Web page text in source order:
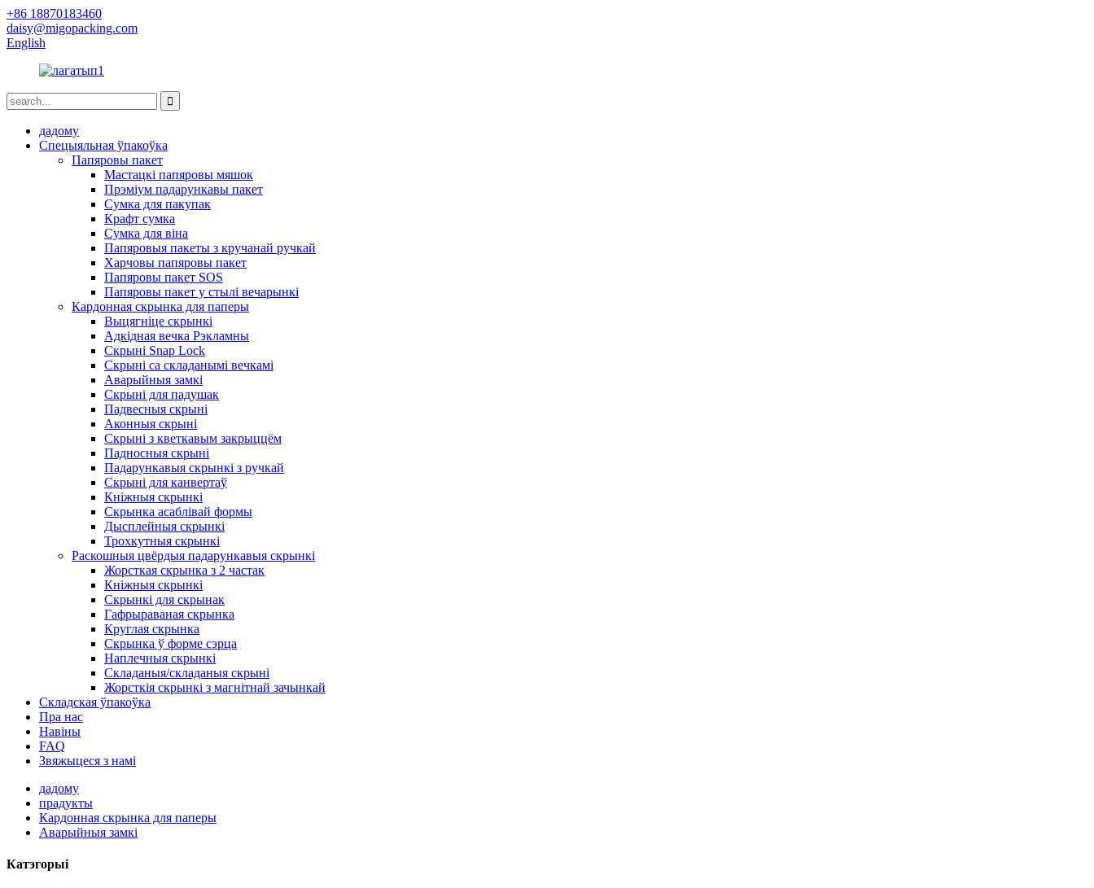
+86 18870183460
daisy@migopacking.com
English
дадому
Спецыяльная ўпакоўка
Папяровы пакет
Мастацкі папяровы мяшок
Прэміум падарункавы пакет
Сумка для пакупак
Крафт сумка
Сумка для віна
Папяровыя пакеты з кручанай ручкай
Харчовы папяровы пакет
Папяровы пакет SOS
Папяровы пакет у стылі вечарынкі
Кардонная скрынка для паперы
Выцягніце скрынкі
Адкідная вечка Рэкламны
Скрыні Snap Lock
Скрыні са складанымі вечкамі
Аварыйныя замкі
Скрыні для падушак
Падвесныя скрыні
Аконныя скрыні
Скрыні з кветкавым закрыццём
Падносныя скрыні
Падарункавыя скрынкі з ручкай
Скрыні для канвертаў
Кніжныя скрынкі
Скрынка асаблівай формы
Дысплейныя скрынкі
Трохкутныя скрынкі
Раскошныя цвёрдыя падарункавыя скрынкі
Жорсткая скрынка з 2 частак
Кніжныя скрынкі
Скрынкі для скрынак
Гафрыраваная скрынка
Круглая скрынка
Скрынка ў форме сэрца
Наплечныя скрынкі
Складаныя/складаныя скрыні
Жорсткія скрынкі з магнітнай зачынкай
Складская ўпакоўка
Пра нас
Навіны
FAQ
Звяжыцеся з намі
дадому
прадукты
Кардонная скрынка для паперы
Аварыйныя замкі
Катэгорыі